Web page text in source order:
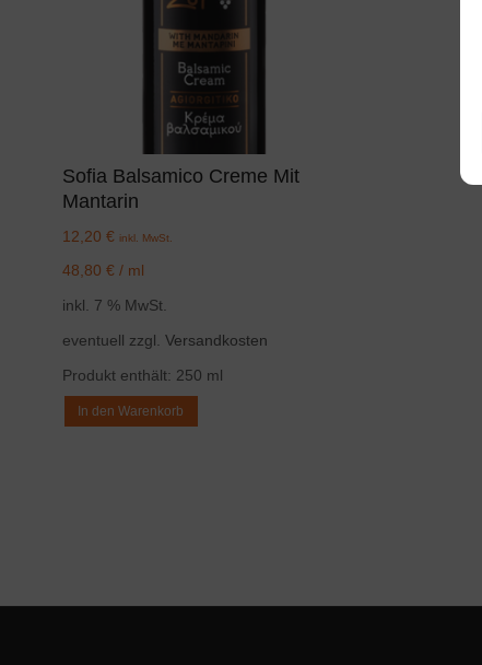
Sofia Balsamico Creme Mit
Mantarin
12,20 € inkl. MwSt.
48,80 € / ml
inkl. 7 % MwSt.
eventuell zzgl. Versandkosten
Produkt enthält: 250 ml
In den Warenkorb